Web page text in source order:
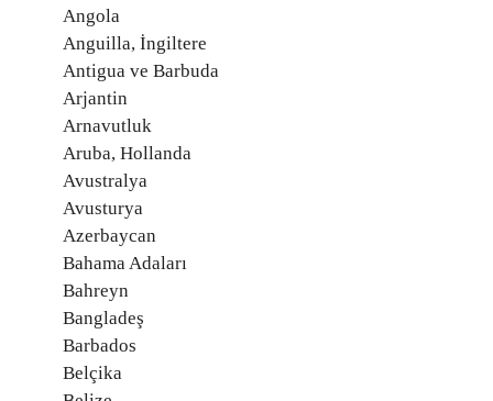
Angola
Anguilla, İngiltere
Antigua ve Barbuda
Arjantin
Arnavutluk
Aruba, Hollanda
Avustralya
Avusturya
Azerbaycan
Bahama Adaları
Bahreyn
Bangladeş
Barbados
Belçika